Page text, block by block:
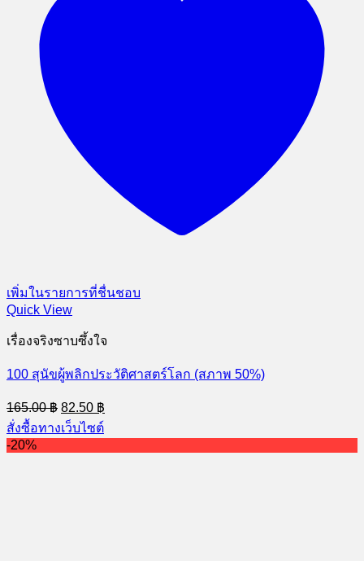
เพิ่มในรายการที่ชื่นชอบ
Quick View
เรื่องจริงซาบซึ้งใจ
100 สุนัขผู้พลิกประวัติศาสตร์โลก (สภาพ 50%)
165.00฿ Original
price
was:
165.00 ฿.
82.50 ฿
price
82.50 ฿.
สั่งซื้อทางเว็บไซต์
-20%